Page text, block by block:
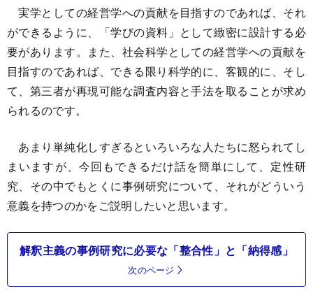
実学としての経営学への貢献を目指すのであれば、それ
ができるように、「学びの資料」として緻密に設計する必
要があります。また、社会科学としての経営学への貢献を
目指すのであれば、できる限り科学的に、客観的に、そし
て、第三者が再現可能な調査内容と手法を取ることが求め
られるのです。
あまり単純化しすぎるといろいろな人たちに怒られてし
まいますが、今回もできるだけ話を簡単にして、定性研
究、その中でもとくに事例研究について、それがどういう
意義を持つのかをご説明したいと思います。
解釈主義の事例研究に必要な「整合性」と「納得感」
次のページ